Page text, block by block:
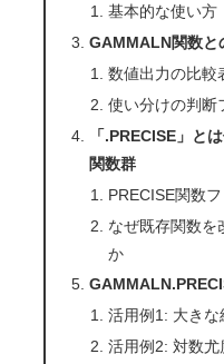
基本的な使い方
GAMMALN関数と
数値出力の比較
使い分けの判断
「.PRECISE」と
関数群
PRECISE関数
なぜ既存関数を
か
活用例1: 大き
活用例2: 対数